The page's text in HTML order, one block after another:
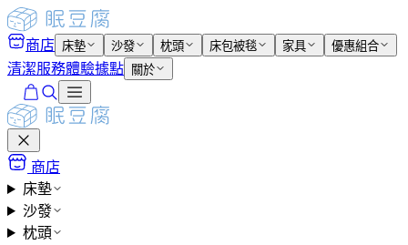
商店 床墊 沙發 枕頭 床包被毯 家具 優惠組合
清潔服務體驗據點 關於
商店
床墊
沙發
枕頭